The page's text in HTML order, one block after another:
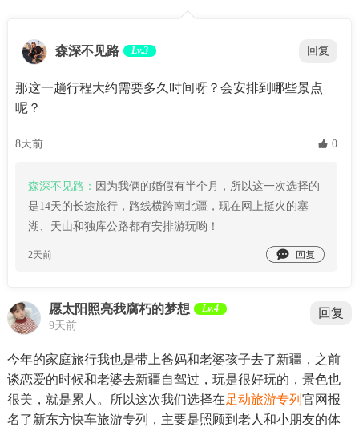
森深不见路 Lv.3 回复
那这一趟行程大约需要多久时间呀？会安排到哪些景点
呢？
8天前  0
森深不见路：
因为我俩的婚假有半个月，所以这一次选择的
是14天的长途旅行，路线横跨南北疆，现在网上挺火的塞
湖、天山和独库公路都有安排游玩哟！
2天前 
愿太阳照亮我腐朽的梦想 Lv.4
9天前
回复
今年的家庭旅行我也是带上爸妈和老婆孩子去了新疆，之前
谈恋爱的时候和老婆去新疆自驾过，玩是很好玩的，景色也
很美，就是累人。所以这次我们选择在足动旅游专列 官网报
名了新东方快车旅游专列，主要是照顾到老人和小朋友的体